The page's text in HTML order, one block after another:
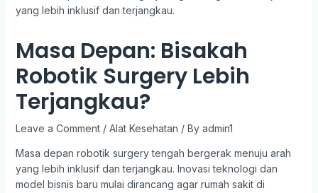
Masa Depan: Bisakah
Robotik Surgery Lebih
Terjangkau?
Leave a Comment / Alat Kesehatan / By admin1
Masa depan robotik surgery tengah bergerak menuju arah
yang lebih inklusif dan terjangkau. Inovasi teknologi dan
model bisnis baru mulai dirancang agar rumah sakit di